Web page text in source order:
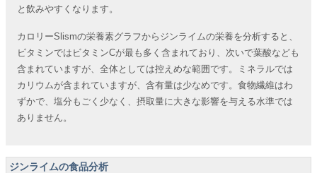
と飲みやすくなります。
カロリーSlismの栄養素グラフからジンライムの栄養を分析すると、
ビタミンではビタミンCが最も多く含まれており、次いで葉酸なども
含まれていますが、全体としては控えめな範囲です。ミネラルでは
カリウムが含まれていますが、含有量は少なめです。食物繊維はわ
ずかで、塩分もごく少なく、摂取量に大きな影響を与える水準では
ありません。
ジンライムの食品分析